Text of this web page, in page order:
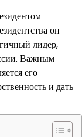
он
лидер,
Важным
его
и дать